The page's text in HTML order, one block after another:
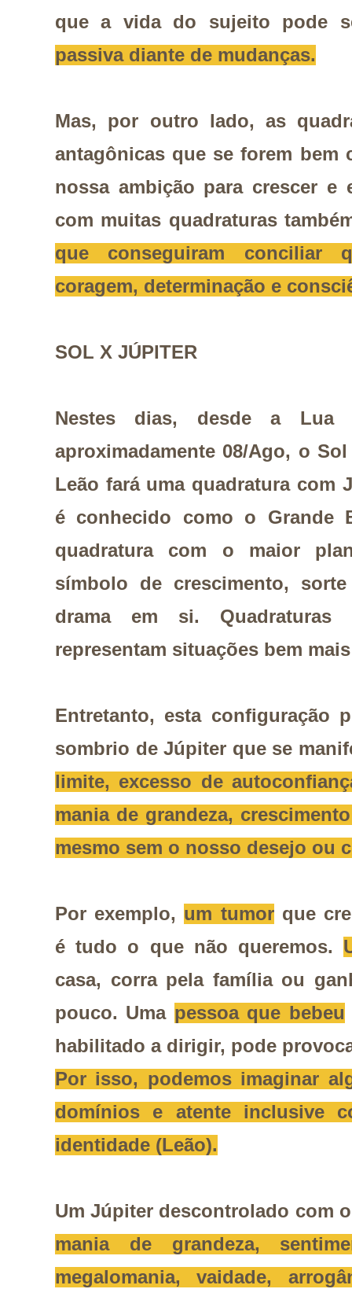
que a vida do sujeito pode
passiva diante de mudanças.
Mas, por outro lado, as
antagônicas que se forem bem
nossa ambição para crescer e
com muitas quadraturas
que conseguiram conciliar
coragem, determinação e
SOL X JÚPITER
Nestes dias, desde a Lua
aproximadamente 08/Ago, o
Leão fará uma quadratura com
é conhecido como o Grande
quadratura com o maior
símbolo de crescimento,
drama em si.
representam situações bem
Entretanto, esta configuração
sombrio de Júpiter que se
limite, excesso de
mania de grandeza,
mesmo sem o nosso desejo ou
Por exemplo, um tumorque
é tudo o que não queremos.
casa, corra pela família ou
pouco. Uma pessoa que bebeu
habilitado a dirigir, pode
Por isso, podemos imaginar
domínios e atente inclusive
identidade (Leão).
Um Júpiter descontrolado com
mania de grandeza,
megalomania, vaidade,